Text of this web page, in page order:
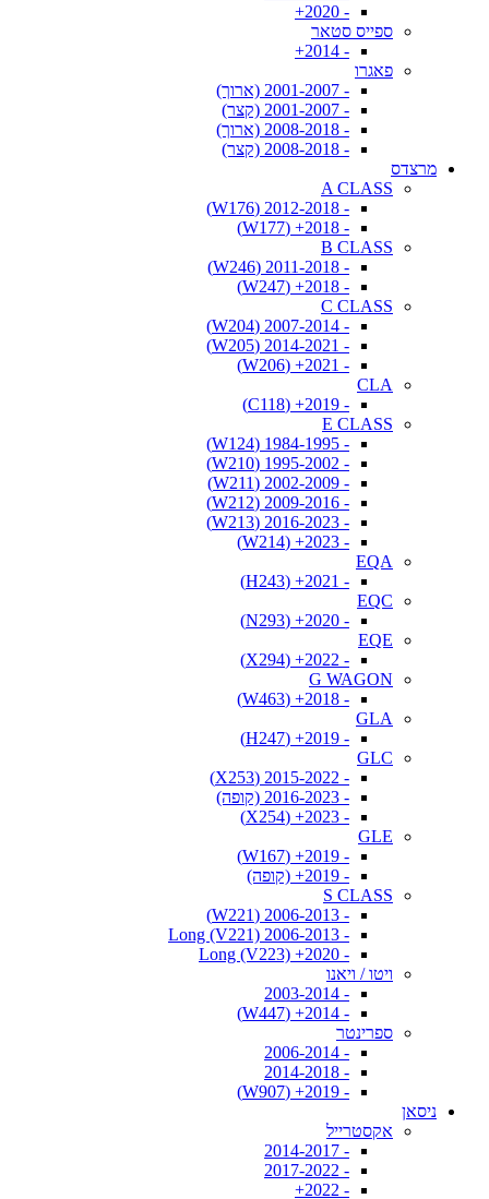
- 2020+
ספייס סטאר
- 2014+
פאגרו
- 2001-2007 (ארוך)
- 2001-2007 (קצר)
- 2008-2018 (ארוך)
- 2008-2018 (קצר)
מרצדס
A CLASS
- 2012-2018 (W176)
- 2018+ (W177)
B CLASS
- 2011-2018 (W246)
- 2018+ (W247)
C CLASS
- 2007-2014 (W204)
- 2014-2021 (W205)
- 2021+ (W206)
CLA
- 2019+ (C118)
E CLASS
- 1984-1995 (W124)
- 1995-2002 (W210)
- 2002-2009 (W211)
- 2009-2016 (W212)
- 2016-2023 (W213)
- 2023+ (W214)
EQA
- 2021+ (H243)
EQC
- 2020+ (N293)
EQE
- 2022+ (X294)
G WAGON
- 2018+ (W463)
GLA
- 2019+ (H247)
GLC
- 2015-2022 (X253)
- 2016-2023 (קופה)
- 2023+ (X254)
GLE
- 2019+ (W167)
- 2019+ (קופה)
S CLASS
- 2006-2013 (W221)
- 2006-2013 Long (V221)
- 2020+ Long (V223)
ויטו / ויאנו
- 2003-2014
- 2014+ (W447)
ספרינטר
- 2006-2014
- 2014-2018
- 2019+ (W907)
ניסאן
אקסטרייל
- 2014-2017
- 2017-2022
- 2022+